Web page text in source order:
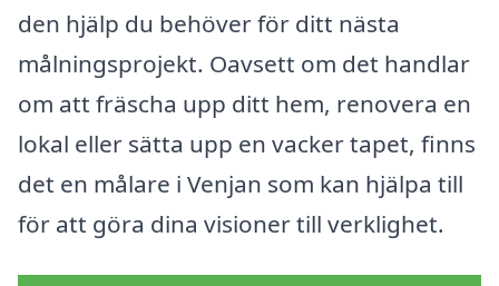
den hjälp du behöver för ditt nästa
målningsprojekt. Oavsett om det handlar
om att fräscha upp ditt hem, renovera en
lokal eller sätta upp en vacker tapet, finns
det en målare i Venjan som kan hjälpa till
för att göra dina visioner till verklighet.